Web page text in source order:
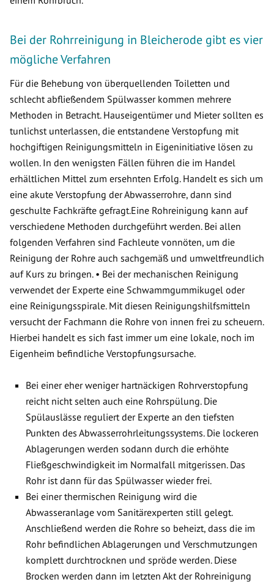
Bei der Rohrreinigung in Bleicherode gibt es vier
mögliche Verfahren
Für die Behebung von überquellenden Toiletten und
schlecht abfließendem Spülwasser kommen mehrere
Methoden in Betracht. Hauseigentümer und Mieter sollten es
tunlichst unterlassen, die entstandene Verstopfung mit
hochgiftigen Reinigungsmitteln in Eigeninitiative lösen zu
wollen. In den wenigsten Fällen führen die im Handel
erhältlichen Mittel zum ersehnten Erfolg. Handelt es sich um
eine akute Verstopfung der Abwasserrohre, dann sind
geschulte Fachkräfte gefragt.Eine Rohreinigung kann auf
verschiedene Methoden durchgeführt werden. Bei allen
folgenden Verfahren sind Fachleute vonnöten, um die
Reinigung der Rohre auch sachgemäß und umweltfreundlich
auf Kurs zu bringen. • Bei der mechanischen Reinigung
verwendet der Experte eine Schwammgummikugel oder
eine Reinigungsspirale. Mit diesen Reinigungshilfsmitteln
versucht der Fachmann die Rohre von innen frei zu scheuern.
Hierbei handelt es sich fast immer um eine lokale, noch im
Eigenheim befindliche Verstopfungsursache.
Bei einer eher weniger hartnäckigen Rohrverstopfung
reicht nicht selten auch eine Rohrspülung. Die
Spülauslässe reguliert der Experte an den tiefsten
Punkten des Abwasserrohrleitungssystems. Die lockeren
Ablagerungen werden sodann durch die erhöhte
Fließgeschwindigkeit im Normalfall mitgerissen. Das
Rohr ist dann für das Spülwasser wieder frei.
Bei einer thermischen Reinigung wird die
Abwasseranlage vom Sanitärexperten still gelegt.
Anschließend werden die Rohre so beheizt, dass die im
Rohr befindlichen Ablagerungen und Verschmutzungen
komplett durchtrocknen und spröde werden. Diese
Brocken werden dann im letzten Akt der Rohreinigung